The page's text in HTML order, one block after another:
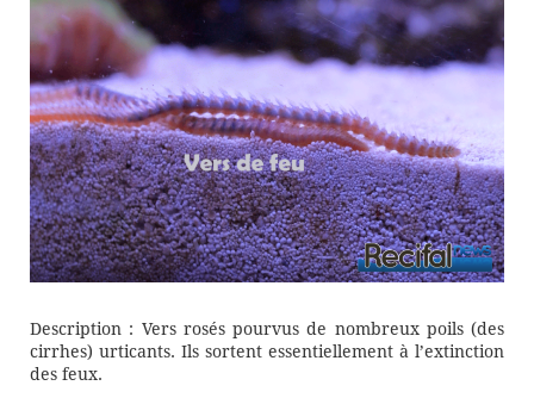
Description : Vers rosés pourvus de nombreux poils (des
cirrhes) urticants. Ils sortent essentiellement à l’extinction
des feux.